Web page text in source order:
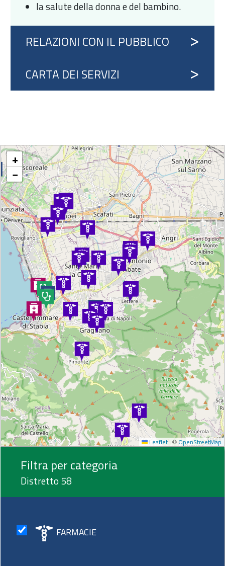
la salute della donna e del bambino.
RELAZIONI CON IL PUBBLICO
CARTA DEI SERVIZI
+
−
Leaflet | © OpenStreetMap
Filtra per categoria
Distretto 58
FARMACIE